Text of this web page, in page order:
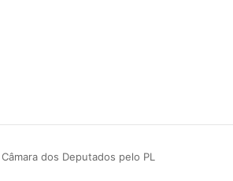
dos Deputados pelo PL